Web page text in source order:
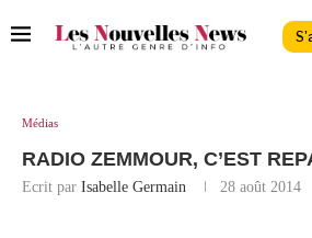
Médias
RADIO ZEMMOUR, C’EST
Ecrit par Isabelle Germain 28 août 2014